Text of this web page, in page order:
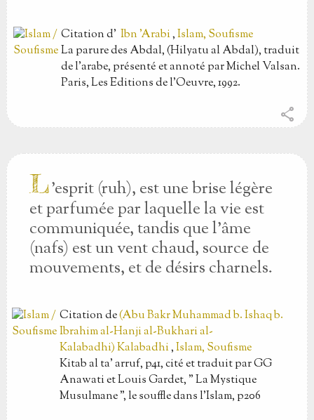
Citationd' Ibn 'Arabi,Islam, Soufisme
La parure des Abdal, (Hilyatu al Abdal), traduit
de l'arabe, présenté et annoté par Michel Valsan.
Paris, Les Editions de l'Oeuvre, 1992.
share
L'esprit (ruh), est une brise légère
et parfumée par laquelle la vie est
communiquée, tandis que l'âme
(nafs) est un vent chaud, source de
mouvements, et de désirs charnels.
Citationde(Abu Bakr Muhammad b. Ishaq b.
Ibrahim al-Hanji al-Bukhari al-
Kalabadhi) Kalabadhi,Islam, Soufisme
Kitab al ta' arruf, p41, cité et traduit par GG
Anawati et Louis Gardet, " La Mystique
Musulmane ", le souffle dans l'Islam, p206